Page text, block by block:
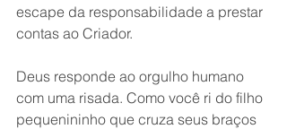
escape da responsabilidade a prestar
contas ao Criador.
Deus responde ao orgulho humano
com uma risada. Como você ri do filho
pequenininho que cruza seus braços